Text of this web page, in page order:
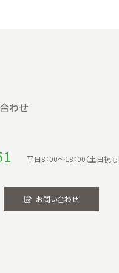
わせ
平日8：00〜18：00（土日祝も
お問い合わせ